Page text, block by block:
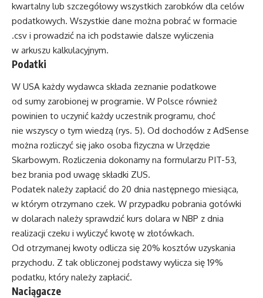
kwartalny lub szczegółowy wszystkich zarobków dla celów
podatkowych. Wszystkie dane można pobrać w formacie
.csv i prowadzić na ich podstawie dalsze wyliczenia
w arkuszu kalkulacyjnym.
Podatki
W USA każdy wydawca składa zeznanie podatkowe
od sumy zarobionej w programie. W Polsce również
powinien to uczynić każdy uczestnik programu, choć
nie wszyscy o tym wiedzą (rys. 5). Od dochodów z AdSense
można rozliczyć się jako osoba fizyczna w Urzędzie
Skarbowym. Rozliczenia dokonamy na formularzu PIT-53,
bez brania pod uwagę składki ZUS.
Podatek należy zapłacić do 20 dnia następnego miesiąca,
w którym otrzymano czek. W przypadku pobrania gotówki
w dolarach należy sprawdzić kurs dolara w NBP z dnia
realizacji czeku i wyliczyć kwotę w złotówkach.
Od otrzymanej kwoty odlicza się 20% kosztów uzyskania
przychodu. Z tak obliczonej podstawy wylicza się 19%
podatku, który należy zapłacić.
Naciągacze